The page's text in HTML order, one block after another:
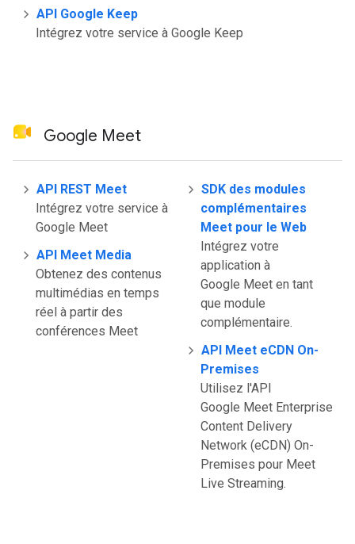
API Google Keep
Intégrez votre service à Google Keep
Google Meet
API REST Meet
Intégrez votre service à
Google Meet
API Meet Media
Obtenez des contenus
multimédias en temps
réel à partir des
conférences Meet
SDK des modules
complémentaires
Meet pour le Web
Intégrez votre
application à
Google Meet en tant
que module
complémentaire.
API Meet eCDN On-
Premises
Utilisez l'API
Google Meet Enterprise
Content Delivery
Network (eCDN) On-
Premises pour Meet
Live Streaming.